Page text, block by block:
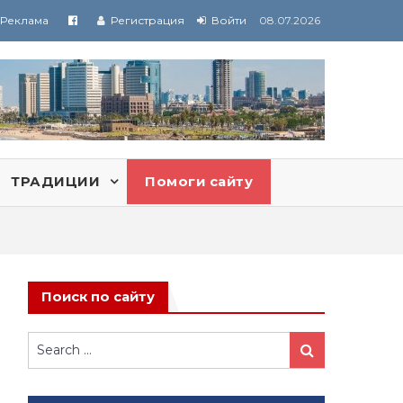
Реклама Регистрация Войти 08.07.2026
ТРАДИЦИИ Помоги сайту
Поиск по сайту
Search
for:
Search